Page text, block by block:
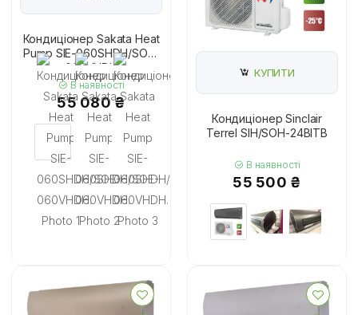
Кондиціонер Sakata Heat
Pump SIE-060SHDH/SOE-
060VHDH
В наявності
55 080 ₴
КУПИТИ
Кондиціонер Sinclair
Terrel SIH/SOH-24BITB
В наявності
55 500 ₴